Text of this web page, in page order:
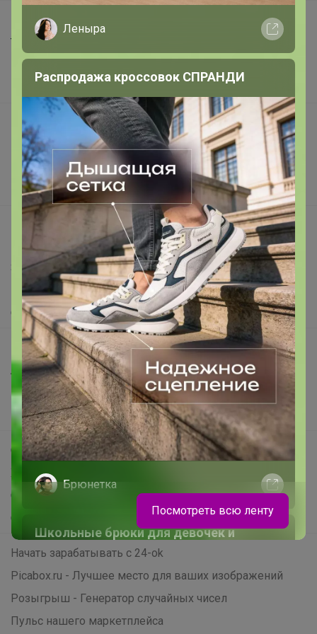
Шоурумы
Торговые марки
Наша команда
Подарочные сертификаты
Реклама на сайте
Поставщикам
Вакансии
support@24-ok.ru
Написать в поддержку
Защита покупателя
Помощь
О нас
Все предложения
Анонсы
Новости
Поддержка альпак
Самое выгодное
Хиты продаж
Самое желанное
Самое быстрое
Начать зарабатывать с 24-ok
Picabox.ru - Лучшее место для ваших изображений
Розыгрыш - Генератор случайных чисел
Пульс нашего маркетплейса
Леныра
Распродажа кроссовок СПРАНДИ
Брюнетка
Школьные брюки для девочек и
мальчиков
Посмотреть всю ленту